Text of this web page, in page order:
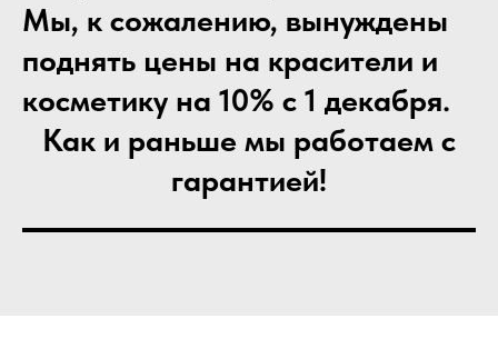
Мы, к сожалению, вынуждены
поднять цены на красители и
косметику на 10% с 1 декабря.
Как и раньше мы работаем с
гарантией!